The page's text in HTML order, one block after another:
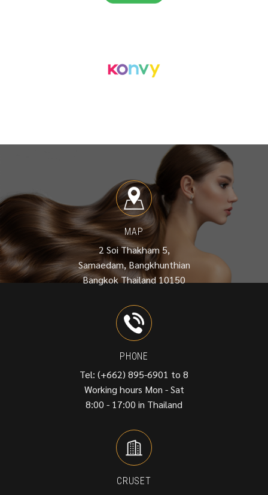
MAP
2 Soi Thakham 5,
Samaedam, Bangkhunthian
Bangkok Thailand 10150
PHONE
Tel: (+662) 895-6901 to 8
Working hours Mon - Sat
8:00 - 17:00 in Thailand
CRUSET